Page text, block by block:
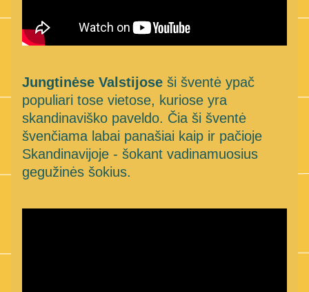
Jungtinėse Valstijose ši šventė ypač
populiari tose vietose, kuriose yra
skandinaviško paveldo. Čia ši šventė
švenčiama labai panašiai kaip ir pačioje
Skandinavijoje - šokant vadinamuosius
gegužinės šokius.